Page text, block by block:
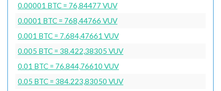
0.00001 BTC = 76,84477 VUV
0.0001 BTC = 768,44766 VUV
0.001 BTC = 7.684,47661 VUV
0.005 BTC = 38.422,38305 VUV
0.01 BTC = 76.844,76610 VUV
0.05 BTC = 384.223,83050 VUV